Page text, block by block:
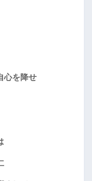
心を降せ